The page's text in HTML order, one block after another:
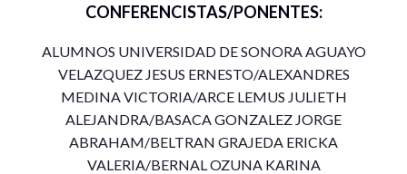
point y mediante la plataforma Zoom.
CONFERENCISTAS/PONENTES:
ALUMNOS UNIVERSIDAD DE SONORA AGUAYO
VELAZQUEZ JESUS ERNESTO/ALEXANDRES
MEDINA VICTORIA/ARCE LEMUS JULIETH
ALEJANDRA/BASACA GONZALEZ JORGE
ABRAHAM/BELTRAN GRAJEDA ERICKA
VALERIA/BERNAL OZUNA KARINA